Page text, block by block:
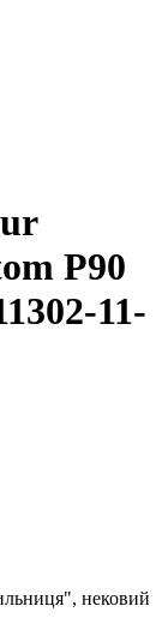
P90
11-
нековий